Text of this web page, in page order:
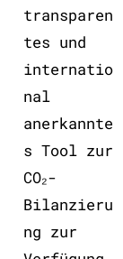
transparen
tes und
internatio
nal
anerkannte
s Tool zur
CO₂-
Bilanzieru
ng zur